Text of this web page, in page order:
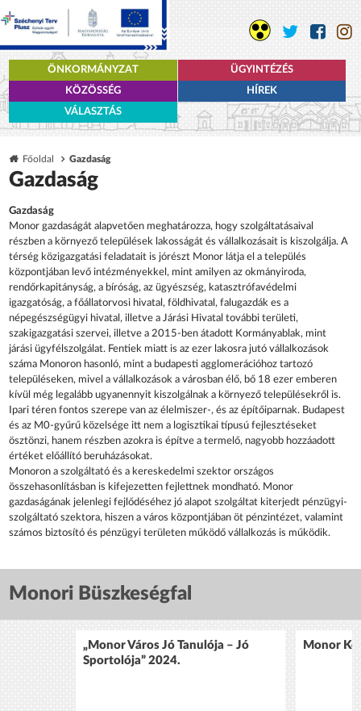
ÖNKORMÁNYZAT
ÜGYINTÉZÉS
KÖZÖSSÉG
HÍREK
VÁLASZTÁS
Főoldal Gazdaság
Gazdaság
Gazdaság
Monor gazdaságát alapvetően meghatározza, hogy szolgáltatásaival
részben a környező települések lakosságát és vállalkozásait is kiszolgálja. A
térség közigazgatási feladatait is jórészt Monor látja el a település
központjában levő intézményekkel, mint amilyen az okmányiroda,
rendőrkapitányság, a bíróság, az ügyészség, katasztrófavédelmi
igazgatóság, a főállatorvosi hivatal, földhivatal, falugazdák es a
népegészségügyi hivatal, illetve a Járási Hivatal további területi,
szakigazgatási szervei, illetve a 2015-ben átadott Kormányablak, mint
járási ügyfélszolgálat. Fentiek miatt is az ezer lakosra jutó vállalkozások
száma Monoron hasonló, mint a budapesti agglomerációhoz tartozó
településeken, mivel a vállalkozások a városban élő, bő 18 ezer emberen
kívül még legalább ugyanennyit kiszolgálnak a környező településekről is.
Ipari téren fontos szerepe van az élelmiszer-, és az építőiparnak. Budapest
és az M0-gyűrű közelsége itt nem a logisztikai típusú fejlesztéseket
ösztönzi, hanem részben azokra is építve a termelő, nagyobb hozzáadott
értéket előállító beruházásokat.
Monoron a szolgáltató és a kereskedelmi szektor országos
összehasonlításban is kifejezetten fejlettnek mondható. Monor
gazdaságának jelenlegi fejlődéséhez jó alapot szolgáltat kiterjedt pénzügyi-
szolgáltató szektora, hiszen a város központjában öt pénzintézet, valamint
számos biztosító és pénzügyi területen működő vállalkozás is működik.
Monori Büszkeségfal
„Monor Város Jó Tanulója – Jó
Sportolója” 2024.
Monor